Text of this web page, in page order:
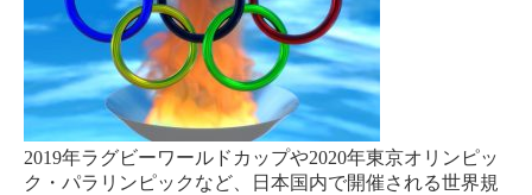
2019年ラグビーワールドカップや2020年東京オリンピッ
ク・パラリンピックなど、日本国内で開催される世界規